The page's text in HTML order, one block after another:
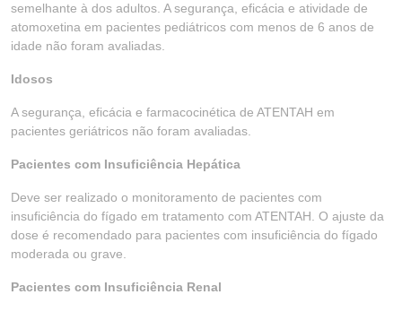
semelhante à dos adultos. A segurança, eficácia e atividade de
atomoxetina em pacientes pediátricos com menos de 6 anos de
idade não foram avaliadas.
Idosos
A segurança, eficácia e farmacocinética de ATENTAH em
pacientes geriátricos não foram avaliadas.
Pacientes com Insuficiência Hepática
Deve ser realizado o monitoramento de pacientes com
insuficiência do fígado em tratamento com ATENTAH. O ajuste da
dose é recomendado para pacientes com insuficiência do fígado
moderada ou grave.
Pacientes com Insuficiência Renal